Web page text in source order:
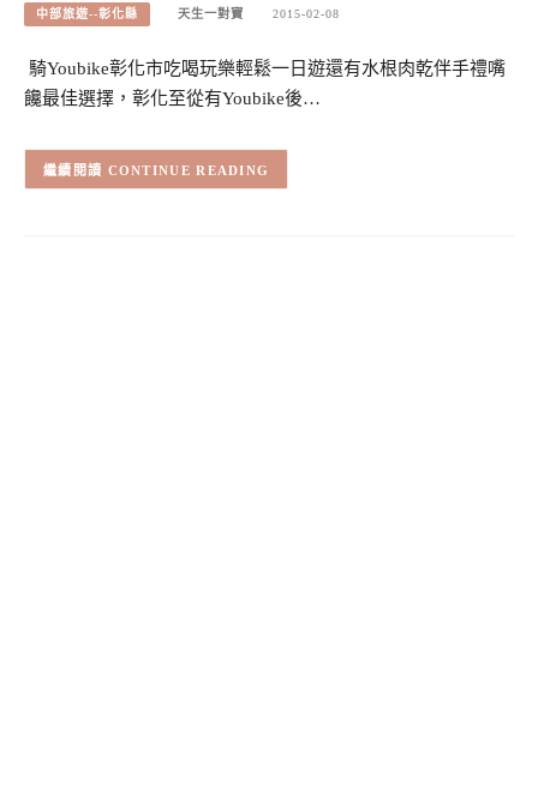
中部旅遊--彰化縣 天生一對寶 2015-02-08
騎Youbike彰化市吃喝玩樂輕鬆一日遊還有水根肉乾伴手禮嘴
饞最佳選擇，彰化至從有Youbike後…
CONTINUE READING